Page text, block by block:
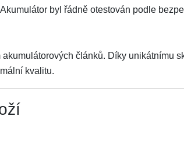
byl řádně otestován podle
článků. Díky unikátnímu
kvalitu.